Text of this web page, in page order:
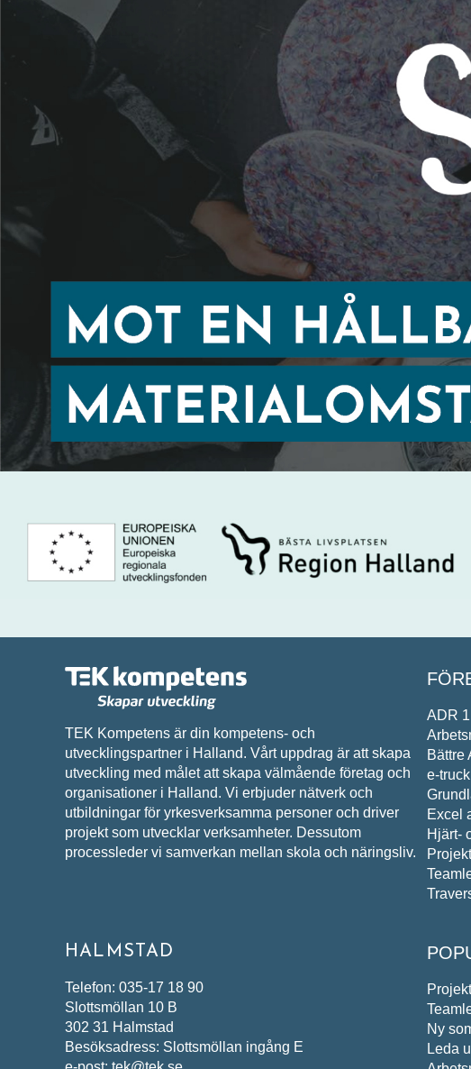
TEK Kompetens är din kompetens- och
utvecklingspartner i Halland. Vårt uppdrag är att skapa
utveckling med målet att skapa välmående företag och
organisationer i Halland. Vi erbjuder nätverk och
utbildningar för yrkesverksamma personer och driver
projekt som utvecklar verksamheter. Dessutom
processleder vi samverkan mellan skola och näringsliv.
ADR
Bättre
e-
Excel
Hjärt-
HALMSTAD
Telefon: 035-17 18 90
Slottsmöllan 10 B
302 31 Halmstad
Besöksadress: Slottsmöllan ingång E
Ny
Leda
Skriv till oss om
svar.
Förnamn*
Efternamn*
Epost*
Meddelande*
Vi behandlar dina